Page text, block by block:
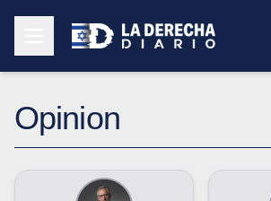
Opinion